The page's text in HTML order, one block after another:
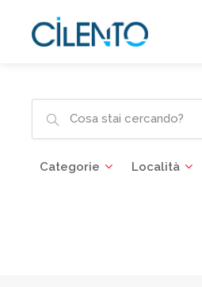
Categorie Località